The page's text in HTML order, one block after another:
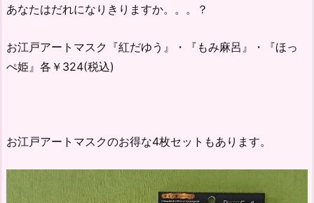
あなたはだれになりきりますか。。。？
お江戸アートマスク『紅だゆう』・『もみ麻呂』・『ほっ
ぺ姫』各￥324(税込)
お江戸アートマスクのお得な4枚セットもあります。